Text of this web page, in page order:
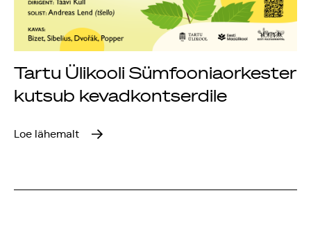
Tartu Ülikooli Sümfooniaorkester
kutsub kevadkontserdile
Loe lähemalt